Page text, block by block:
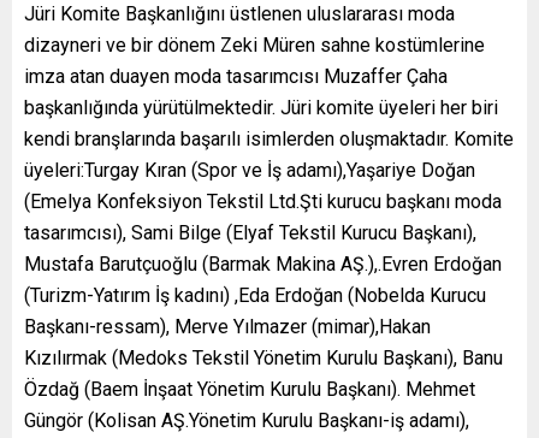
Jüri Komite Başkanlığını üstlenen uluslararası moda
dizayneri ve bir dönem Zeki Müren sahne kostümlerine
imza atan duayen moda tasarımcısı Muzaffer Çaha
başkanlığında yürütülmektedir. Jüri komite üyeleri her biri
kendi branşlarında başarılı isimlerden oluşmaktadır. Komite
üyeleri:Turgay Kıran (Spor ve İş adamı),Yaşariye Doğan
(Emelya Konfeksiyon Tekstil Ltd.Şti kurucu başkanı moda
tasarımcısı), Sami Bilge (Elyaf Tekstil Kurucu Başkanı),
Mustafa Barutçuoğlu (Barmak Makina AŞ.),.Evren Erdoğan
(Turizm-Yatırım İş kadını) ,Eda Erdoğan (Nobelda Kurucu
Başkanı-ressam), Merve Yılmazer (mimar),Hakan
Kızılırmak (Medoks Tekstil Yönetim Kurulu Başkanı), Banu
Özdağ (Baem İnşaat Yönetim Kurulu Başkanı). Mehmet
Güngör (Kolisan AŞ.Yönetim Kurulu Başkanı-iş adamı),